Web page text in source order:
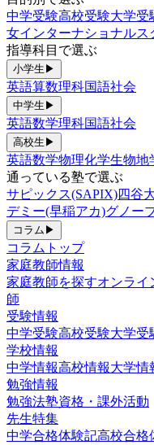
中学受験高校受験大学受
女インターナショナルス
指導科目で選ぶ
小学生 ▶
英語算数理科国語社会
中学生 ▶
英語数学理科国語社会
高校生 ▶
英語数学物理化学生物地
通っている塾で選ぶ
サピックス(SAPIX)四谷
デミー(早稲アカ)グノー
コラム ▶
コラムトップ
家庭教師情報
家庭教師を探すオンライ
師
受験情報
中学受験高校受験大学受
学校情報
中学情報高校情報大学情
勉強情報
勉強法塾資格・課外活動
先生特集
中学合格体験記高校合格